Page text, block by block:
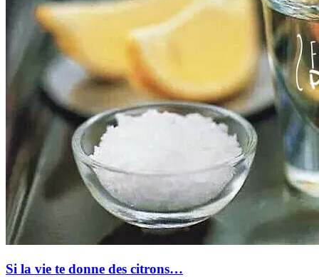
Si la vie te donne des citrons…